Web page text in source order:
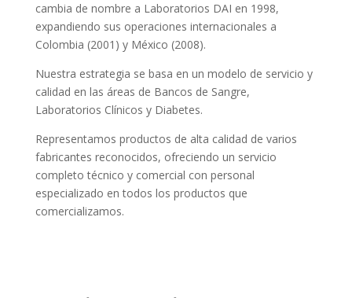
cambia de nombre a Laboratorios DAI en 1998,
expandiendo sus operaciones internacionales a
Colombia (2001) y México (2008).
Nuestra estrategia se basa en un modelo de servicio y
calidad en las áreas de Bancos de Sangre,
Laboratorios Clínicos y Diabetes.
Representamos productos de alta calidad de varios
fabricantes reconocidos, ofreciendo un servicio
completo técnico y comercial con personal
especializado en todos los productos que
comercializamos.